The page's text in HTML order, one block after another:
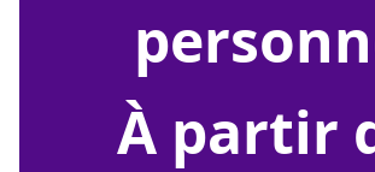
À partir